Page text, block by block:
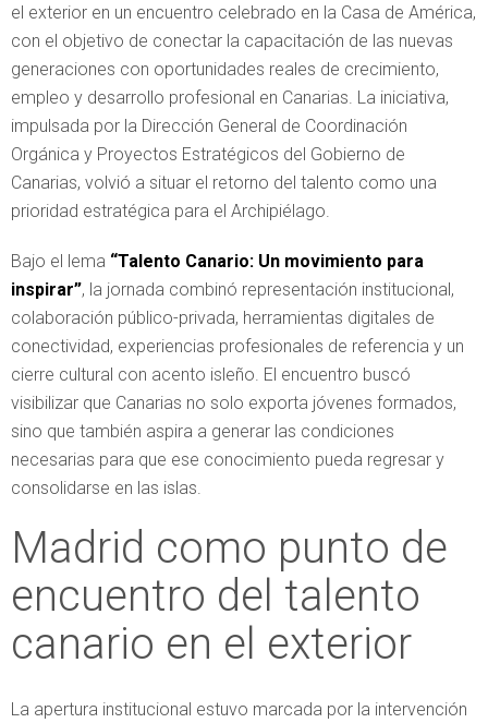
el exterior en un encuentro celebrado en la Casa de América,
con el objetivo de conectar la capacitación de las nuevas
generaciones con oportunidades reales de crecimiento,
empleo y desarrollo profesional en Canarias. La iniciativa,
impulsada por la Dirección General de Coordinación
Orgánica y Proyectos Estratégicos del Gobierno de
Canarias, volvió a situar el retorno del talento como una
prioridad estratégica para el Archipiélago.
Bajo el lema “Talento Canario: Un movimiento para
inspirar”, la jornada combinó representación institucional,
colaboración público-privada, herramientas digitales de
conectividad, experiencias profesionales de referencia y un
cierre cultural con acento isleño. El encuentro buscó
visibilizar que Canarias no solo exporta jóvenes formados,
sino que también aspira a generar las condiciones
necesarias para que ese conocimiento pueda regresar y
consolidarse en las islas.
Madrid como punto de
encuentro del talento
canario en el exterior
La apertura institucional estuvo marcada por la intervención